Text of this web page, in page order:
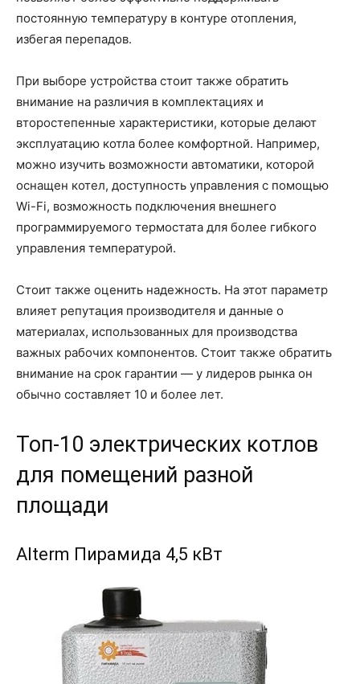
постоянную температуру в контуре отопления,
избегая перепадов.
При выборе устройства стоит также обратить
внимание на различия в комплектациях и
второстепенные характеристики, которые делают
эксплуатацию котла более комфортной. Например,
можно изучить возможности автоматики, которой
оснащен котел, доступность управления с помощью
Wi-Fi, возможность подключения внешнего
программируемого термостата для более гибкого
управления температурой.
Стоит также оценить надежность. На этот параметр
влияет репутация производителя и данные о
материалах, использованных для производства
важных рабочих компонентов. Стоит также обратить
внимание на срок гарантии — у лидеров рынка он
обычно составляет 10 и более лет.
Топ-10 электрических котлов
для помещений разной
площади
Alterm Пирамида 4,5 кВт